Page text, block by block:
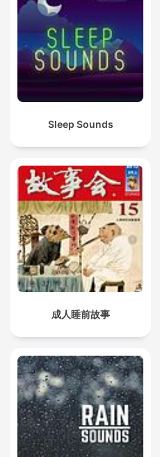
Sleep Sounds
成人睡前故事